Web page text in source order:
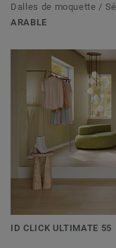
Dalles de moquette /
ARABLE
ID CLICK ULTIMATE 55